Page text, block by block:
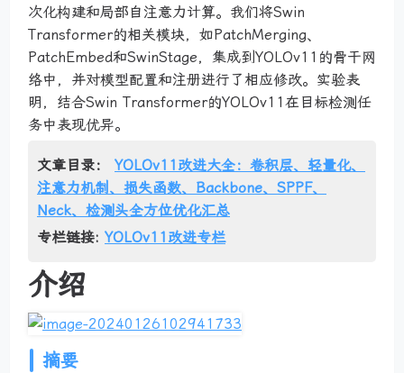
次化构建和局部自注意力计算。我们将Swin
Transformer的相关模块，如PatchMerging、
PatchEmbed和SwinStage，集成到YOLOv11的骨干网
络中，并对模型配置和注册进行了相应修改。实验表
明，结合Swin Transformer的YOLOv11在目标检测任
务中表现优异。
文章目录： YOLOv11改进大全：卷积层、轻量化、
注意力机制、损失函数、Backbone、SPPF、
Neck、检测头全方位优化汇总
专栏链接: YOLOv11改进专栏
介绍
摘要